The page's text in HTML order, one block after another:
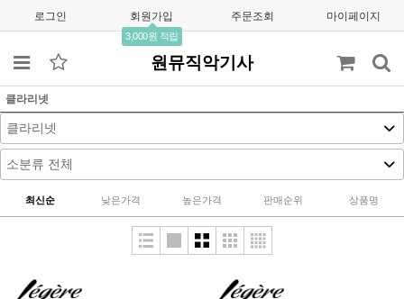
로그인 회원가입
3,000원 적립
주문조회 마이페이지
원뮤직악기사
클라리넷
최신순 낮은가격 높은가격 판매순위 상품명